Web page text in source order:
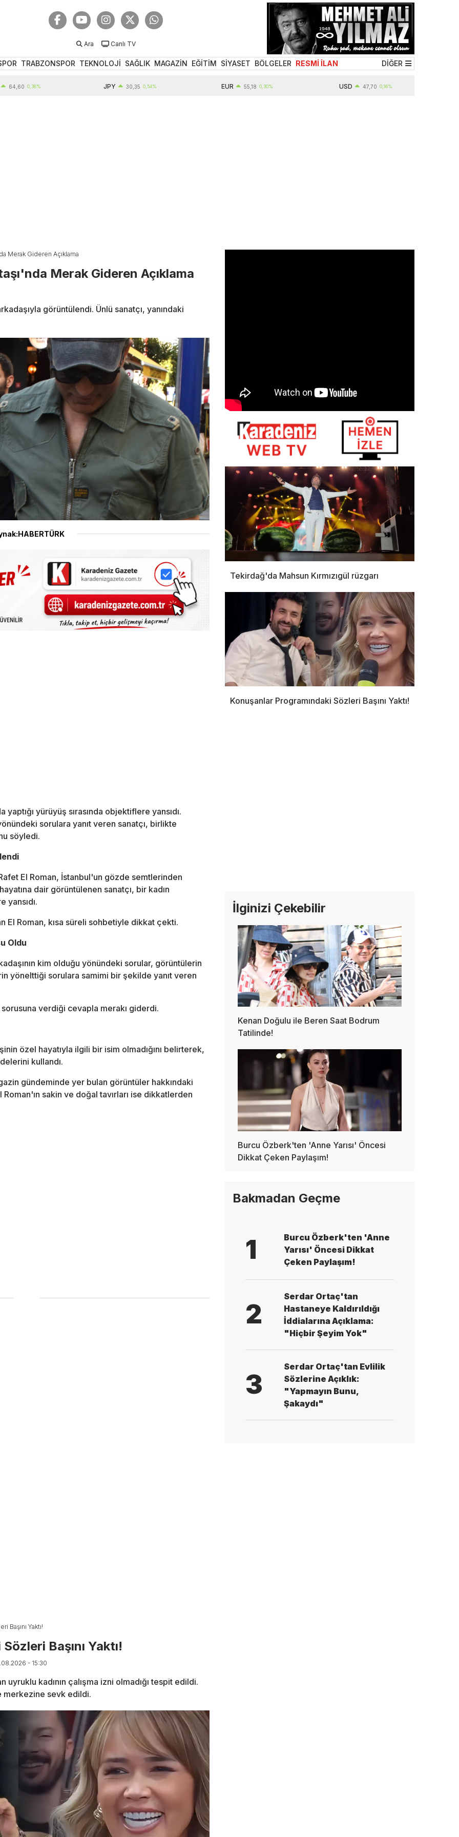
Ara Canlı TV
TRABZONSPOR TEKNOLOJİ SAĞLIK MAGAZİN EĞİTİM SİYASET BÖLGELER RESMİ İLAN DİĞER
0,38% 30,35 0,54% 55,18 0,30% 47,70 0,16%
Merak Gideren Açıklama
Merak Gideren Açıklama
görüntülendi. Ünlü sanatçı, yanındaki
yaptığı yürüyüş sırasında objektiflere yansıdı.
sorulara yanıt veren sanatçı, birlikte
söyledi.
El Roman, İstanbul'un gözde semtlerinden
dair görüntülenen sanatçı, bir kadın
yansıdı.
El Roman, kısa süreli sohbetiyle dikkat çekti.
Oldu
kim olduğu yönündeki sorular, görüntülerin
yönelttiği sorulara samimi bir şekilde yanıt veren
sorusuna verdiği cevapla merakı giderdi.
özel hayatıyla ilgili bir isim olmadığını belirterek,
kullandı.
gündeminde yer bulan görüntüler hakkındaki
sakin ve doğal tavırları ise dikkatlerden
Başını Yaktı!
Başını Yaktı!
- 15:30
uyruklu kadının çalışma izni olmadığı tespit edildi.
merkezine sevk edildi.
Tekirdağ'da Mahsun Kırmızıgül rüzgarı
Konuşanlar Programındaki Sözleri Başını Yaktı!
İlginizi Çekebilir
Kenan Doğulu ile Beren Saat Bodrum
Tatilinde!
Burcu Özberk'ten 'Anne Yarısı' Öncesi
Dikkat Çeken Paylaşım!
Bakmadan Geçme
1
Burcu Özberk'ten 'Anne
Yarısı' Öncesi Dikkat
Çeken Paylaşım!
2
Serdar Ortaç'tan
Hastaneye Kaldırıldığı
İddialarına Açıklama:
"Hiçbir Şeyim Yok"
3
Serdar Ortaç'tan Evlilik
Sözlerine Açıklık:
"Yapmayın Bunu,
Şakaydı"